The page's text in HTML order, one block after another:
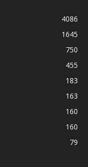
4086
1645
750
455
183
163
160
160
79